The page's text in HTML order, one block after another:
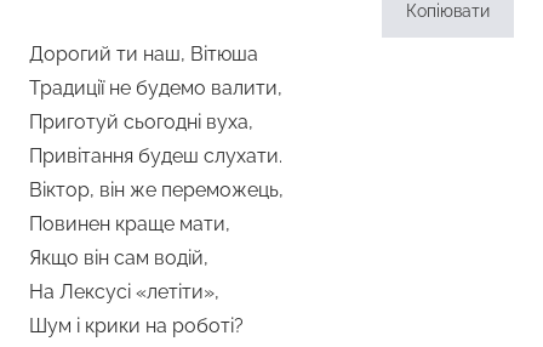
Копіювати
Дорогий ти наш, Вітюша
Традиції не будемо валити,
Приготуй сьогодні вуха,
Привітання будеш слухати.
Віктор, він же переможець,
Повинен краще мати,
Якщо він сам водій,
На Лексусі «летіти»,
Шум і крики на роботі?